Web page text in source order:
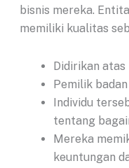
bisnis mereka.
memiliki kualitas
Didirikan
Pemilik
Individu
tentang
Mereka
keuntungan